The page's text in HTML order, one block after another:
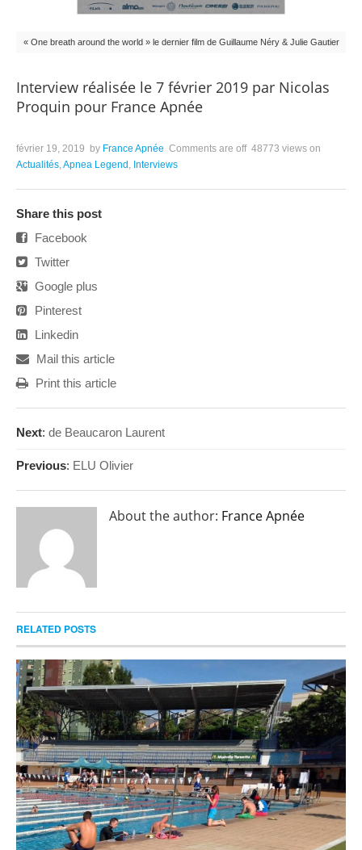
« One breath around the world » le dernier film de Guillaume Néry & Julie Gautier
Interview réalisée le 7 février 2019 par Nicolas
Proquin pour France Apnée
février 19, 2019 by France Apnée Comments are off 48773 views on
Actualités Apnea Legend Interviews
Share this post
Facebook
Twitter
Google plus
Pinterest
Linkedin
Mail this article
Print this article
Next: de Beaucaron Laurent
Previous: ELU Olivier
About the author: France Apnée
RELATED POSTS